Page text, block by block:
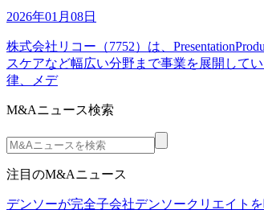
2026年01月08日
株式会社リコー（7752）は、
スケアなど幅広い分野まで事業を展開して
律、メデ
M&Aニュース検索
注目のM&Aニュース
デンソーが完全子会社デンソークリエイト